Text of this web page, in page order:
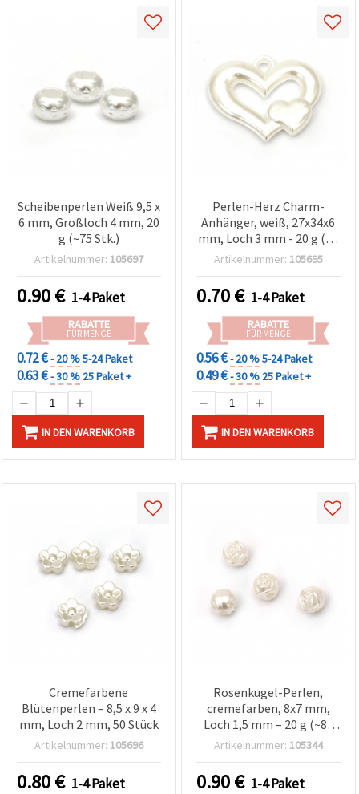
Scheibenperlen Weiß 9,5 x
6 mm, Großloch 4 mm, 20
g (~75 Stk.)
Artikelnummer: 105697
0.90€ 1-4 Paket
RABATTE
FÜR MENGE
0.72 €- 20 %5-24 Paket
0.63 €- 30 % 25 Paket +
IN DEN WARENKORB
Perlen-Herz Charm-
Anhänger, weiß, 27x34x6
mm, Loch 3 mm - 20 g (~9
Stk.)
Artikelnummer: 105695
0.70€ 1-4 Paket
RABATTE
FÜR MENGE
0.56 €- 20 %5-24 Paket
0.49 €- 30 % 25 Paket +
IN DEN WARENKORB
Cremefarbene
Blütenperlen – 8,5 x 9 x 4
mm, Loch 2 mm, 50 Stück
Artikelnummer: 105696
0.80€ 1-4 Paket
Rosenkugel-Perlen,
cremefarben, 8x7 mm,
Loch 1,5 mm – 20 g (~84
Stk.)
Artikelnummer: 105344
0.90€ 1-4 Paket